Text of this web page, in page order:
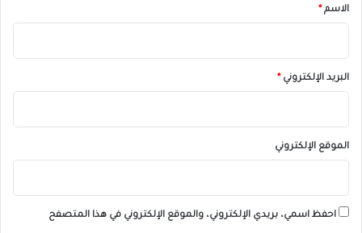
*الاسم*
البريد الإلكتروني*
الموقع الإلكتروني
احفظ اسمي، بريدي الإلكتروني، والموقع الإلكتروني في هذا المتصفح